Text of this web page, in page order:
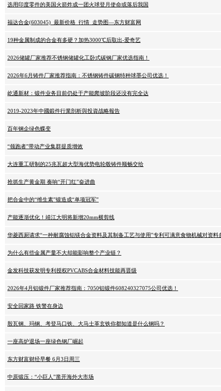
选用印度零件的美国火箭炸成一团火球登月使命或落后我国
福达合金(603045)_最新价格_行情_走势图—东方财富网
19种金属制成的合金有多硬？加热3000℃后取出-爱奇艺
2026储罐厂家推荐不锈钢储罐化工卧式碳钢厂家优选指南！
2026年6月铸件厂家推荐指南：不锈钢铸件碳钢特种球墨公司优选！
屹通新材：锻件业务目前仍处于产能爬坡阶段还没有完全达
2019-2023年中國鍛件行業剖析與投資战略報告
百年钢企绿色蝶变
“领跑者”带动产业集群提质增效
大连重工研制的25兆瓦超大型海优势电轮毂铸件顺畅交给
抢抓生产黄金期 奏响“开门红”奋进曲
把合金中的“维生素”锻造成“单项冠军”
产能逐渐优化！靖江大明将新增20mm横剪线
华菱西厨请求“一种耐腐蚀铝镁合金资料及其制备工艺与使用”专利可满意食物机械对资料
为什么有些金属产量不大却能影响整个产业链？
金发科技获发明专利授权PVCABS合金材料技能再晋级
2026年4月铝锻件厂家推荐指南：7050铝锻件608240327075公司优选！
安全回家路 铁警在身边
殷瓦钢、玛钢、考登马口铁、大马士革玄铁你都知道是什么钢吗？
一座高炉退场一座绿色钢厂崛起
东方财富财经早餐 6月3日周三
中原锻压：“小巨人”凿开海外大市场